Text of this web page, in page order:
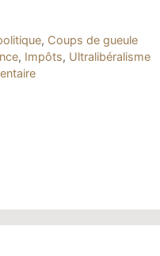
, Coups de gueule
, Impôts, Ultralibéralisme